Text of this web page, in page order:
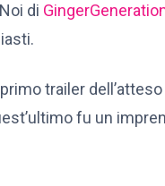
di
trailer
fu un